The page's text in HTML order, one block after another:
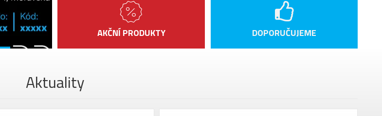
PŘEDSTAVEC
Satori Viper 3D Forged 31,8, ±7º Rise
HLAVOVÉ SLOŽENÍ
Acros AZX-673 ZS56
SEDLO
Selle Royal SRX Open
JEZDCE
AKČNÍ PRODUKTY DOPORUČUJEME
Aktuality